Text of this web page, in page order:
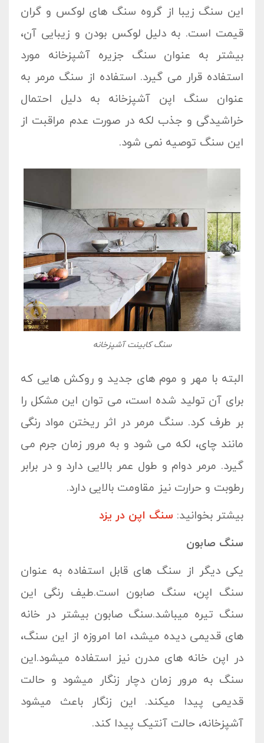
این سنگ زیبا از گروه سنگ های لوکس و گران
قیمت است. به دلیل لوکس بودن و زیبایی آن،
بیشتر به عنوان سنگ جزیره آشپزخانه مورد
استفاده قرار می گیرد. استفاده از سنگ مرمر به
عنوان سنگ اپن آشپزخانه به دلیل احتمال
خراشیدگی و جذب لکه در صورت عدم مراقبت از
این سنگ توصیه نمی شود.
سنگ کابینت آشپزخانه
البته با مهر و موم های جدید و روکش هایی که
برای آن تولید شده است، می توان این مشکل را
بر طرف کرد. سنگ مرمر در اثر ریختن مواد رنگی
مانند چای، لکه می شود و به مرور زمان جرم می
گیرد. مرمر دوام و طول عمر بالایی دارد و در برابر
رطوبت و حرارت نیز مقاومت بالایی دارد.
بیشتر بخوانید: سنگ اپن در یزد
سنگ صابون
یکی دیگر از سنگ های قابل استفاده به عنوان
سنگ اپن، سنگ صابون است.طیف رنگی این
سنگ تیره میباشد.سنگ صابون بیشتر در خانه
های قدیمی دیده میشد، اما امروزه از این سنگ،
در اپن خانه های مدرن نیز استفاده میشود.این
سنگ به مرور زمان دچار زنگار میشود و حالت
قدیمی پیدا میکند. این زنگار باعث میشود
آشپزخانه، حالت آنتیک پیدا کند.